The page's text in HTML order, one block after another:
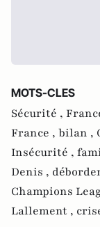
MOTS-CLES
Sécurité ,
France , bilan ,
Insécurité ,
Denis ,
Champions
Lallement ,